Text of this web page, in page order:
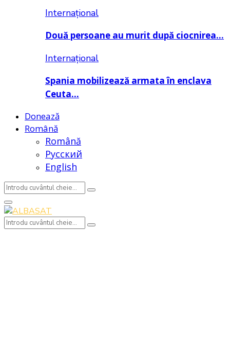
Internațional
Două persoane au murit după ciocnirea…
Internațional
Spania mobilizează armata în enclava
Ceuta…
Donează
Română
Română
Русский
English
Search
for:
Search
Primary
Menu
Search
Search